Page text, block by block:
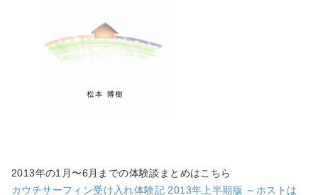
2013年の1月〜6月までの体験談まとめはこちら
カウチサーフィン受け入れ体験記 2013年上半期版 ～ホストは